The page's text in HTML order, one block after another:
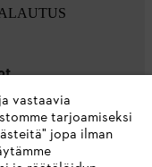
vastaavia
tarjoamiseksi
jopa ilman